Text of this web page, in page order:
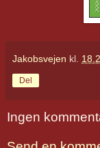
Jakobsvejen kl.
Del
Ingen